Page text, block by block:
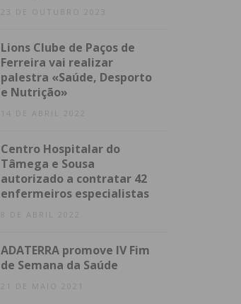
23 DE OUTUBRO 2023
Lions Clube de Paços de
Ferreira vai realizar
palestra «Saúde, Desporto
e Nutrição»
14 DE ABRIL 2022
Centro Hospitalar do
Tâmega e Sousa
autorizado a contratar 42
enfermeiros especialistas
8 DE ABRIL 2022
ADATERRA promove IV Fim
de Semana da Saúde
21 DE MAIO 2021